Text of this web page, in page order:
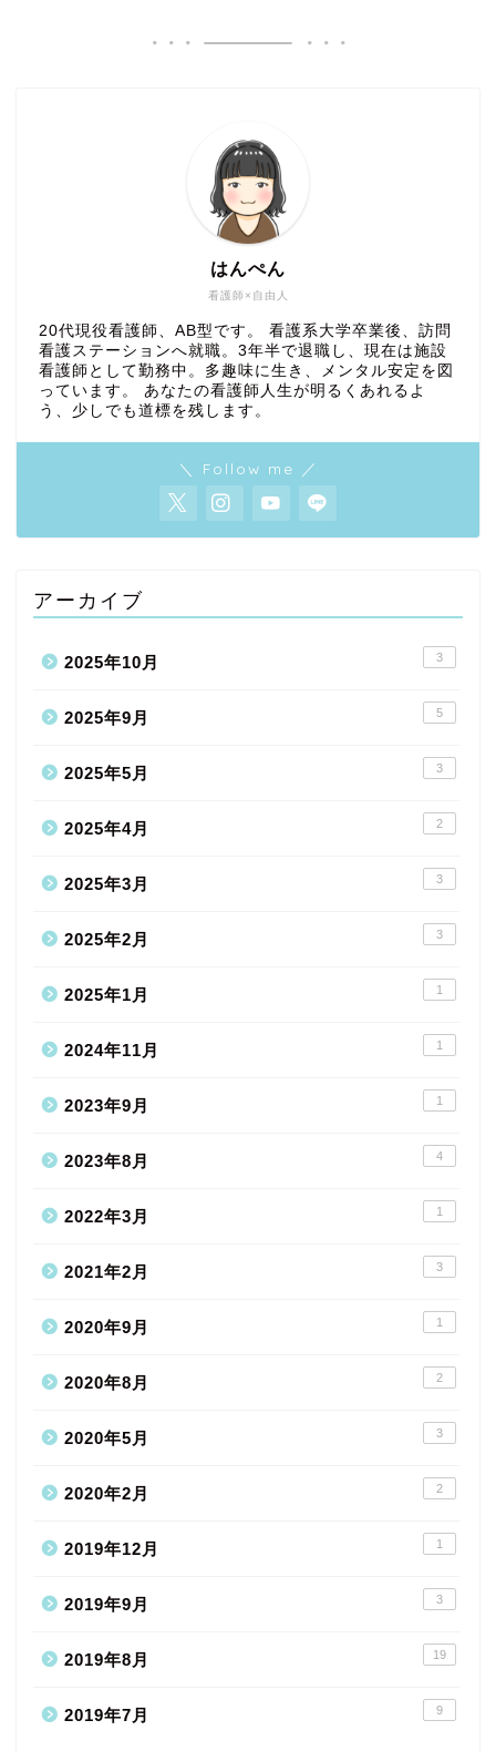
看護師×自由人
はんぺん
20代現役看護師、AB型です。 看護系大学卒業後、訪問
看護ステーションへ就職。3年半で退職し、現在は施設
看護師として勤務中。多趣味に生き、メンタル安定を図
っています。 あなたの看護師人生が明るくあれるよ
う、少しでも道標を残します。
＼ Follow me ／
アーカイブ
2025年10月 3
2025年9月 5
2025年5月 3
2025年4月 2
2025年3月 3
2025年2月 3
2025年1月 1
2024年11月 1
2023年9月 1
2023年8月 4
2022年3月 1
2021年2月 3
2020年9月 1
2020年8月 2
2020年5月 3
2020年2月 2
2019年12月 1
2019年9月 3
2019年8月 19
2019年7月 9